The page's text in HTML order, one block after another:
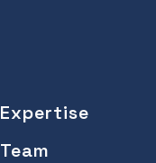
Expertise
Team